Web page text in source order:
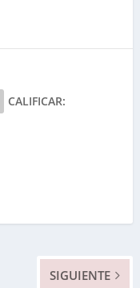
CALIFICAR:
SIGUIENTE